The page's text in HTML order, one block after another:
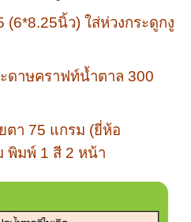
นิ้ว) ใส่ห่วงกระดูกงู
ดาษคราฟท์น้ำตาล 300
ตา 75 แกรม (ยี่ห้อ
พิมพ์ 1 สี 2 หน้า